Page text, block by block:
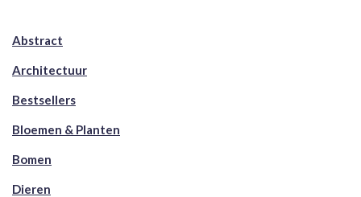
Abstract
Architectuur
Bestsellers
Bloemen & Planten
Bomen
Dieren